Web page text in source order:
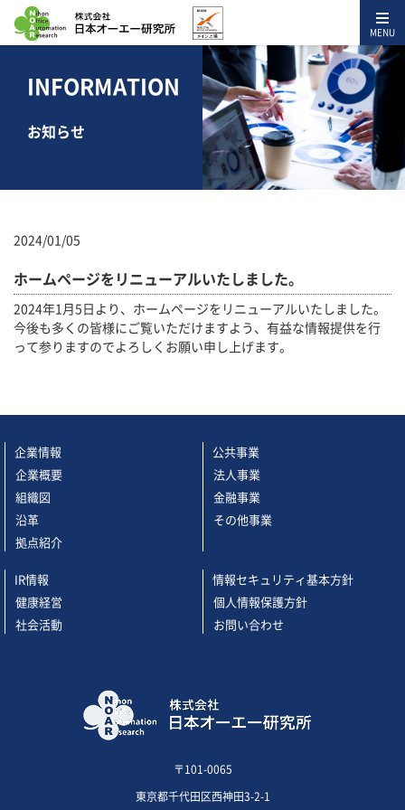
MENU
INFORMATION
お知らせ
2024/01/05
ホームページをリニューアルいたしました。
2024年1月5日より、ホームページをリニューアルいたしました。
今後も多くの皆様にご覧いただけますよう、有益な情報提供を行
って参りますのでよろしくお願い申し上げます。
企業情報
企業概要
組織図
沿革
拠点紹介
公共事業
法人事業
金融事業
その他事業
IR情報
健康経営
社会活動
情報セキュリティ基本方針
個人情報保護方針
お問い合わせ
〒101-0065
東京都千代田区西神田3-2-1